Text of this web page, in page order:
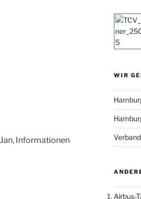
Informationen
WIR
Airbus-